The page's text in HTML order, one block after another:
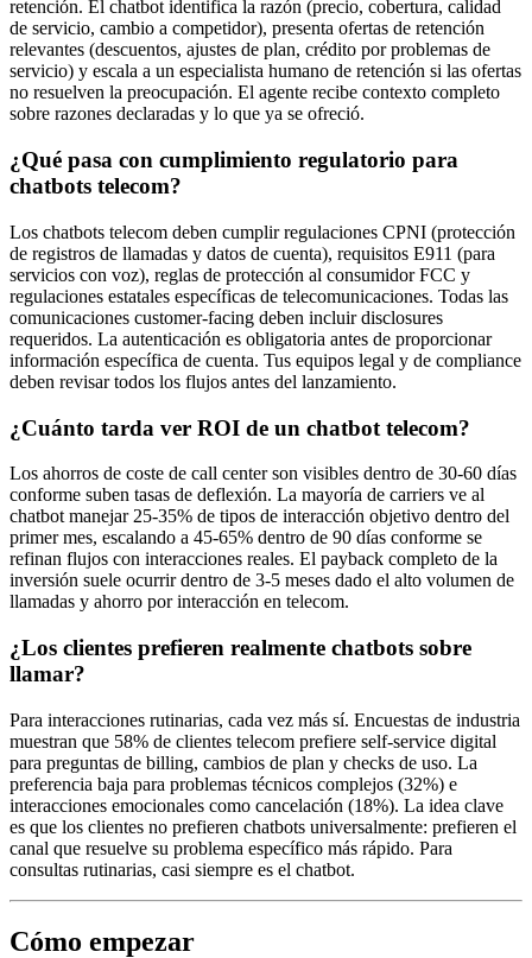
retención. El chatbot identifica la razón (precio, cobertura, calidad
de servicio, cambio a competidor), presenta ofertas de retención
relevantes (descuentos, ajustes de plan, crédito por problemas de
servicio) y escala a un especialista humano de retención si las ofertas
no resuelven la preocupación. El agente recibe contexto completo
sobre razones declaradas y lo que ya se ofreció.
¿Qué pasa con cumplimiento regulatorio para
chatbots telecom?
Los chatbots telecom deben cumplir regulaciones CPNI (protección
de registros de llamadas y datos de cuenta), requisitos E911 (para
servicios con voz), reglas de protección al consumidor FCC y
regulaciones estatales específicas de telecomunicaciones. Todas las
comunicaciones customer-facing deben incluir disclosures
requeridos. La autenticación es obligatoria antes de proporcionar
información específica de cuenta. Tus equipos legal y de compliance
deben revisar todos los flujos antes del lanzamiento.
¿Cuánto tarda ver ROI de un chatbot telecom?
Los ahorros de coste de call center son visibles dentro de 30-60 días
conforme suben tasas de deflexión. La mayoría de carriers ve al
chatbot manejar 25-35% de tipos de interacción objetivo dentro del
primer mes, escalando a 45-65% dentro de 90 días conforme se
refinan flujos con interacciones reales. El payback completo de la
inversión suele ocurrir dentro de 3-5 meses dado el alto volumen de
llamadas y ahorro por interacción en telecom.
¿Los clientes prefieren realmente chatbots sobre
llamar?
Para interacciones rutinarias, cada vez más sí. Encuestas de industria
muestran que 58% de clientes telecom prefiere self-service digital
para preguntas de billing, cambios de plan y checks de uso. La
preferencia baja para problemas técnicos complejos (32%) e
interacciones emocionales como cancelación (18%). La idea clave
es que los clientes no prefieren chatbots universalmente: prefieren el
canal que resuelve su problema específico más rápido. Para
consultas rutinarias, casi siempre es el chatbot.
Cómo empezar